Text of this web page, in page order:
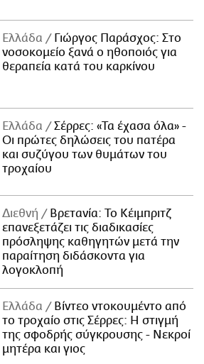
Ελλάδα
Γιώργος Παράσχος: Στο
νοσοκομείο ξανά ο ηθοποιός για
θεραπεία κατά του καρκίνου
Ελλάδα
Σέρρες: «Τα έχασα όλα» -
Οι πρώτες δηλώσεις του πατέρα
και συζύγου των θυμάτων του
τροχαίου
Διεθνή
Βρετανία: Το Κέιμπριτζ
επανεξετάζει τις διαδικασίες
πρόσληψης καθηγητών μετά την
παραίτηση διδάσκοντα για
λογοκλοπή
Ελλάδα
Βίντεο ντοκουμέντο από
το τροχαίο στις Σέρρες: Η στιγμή
της σφοδρής σύγκρουσης - Νεκροί
μητέρα και γιος